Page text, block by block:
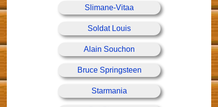
Slimane-Vitaa
Soldat Louis
Alain Souchon
Bruce Springsteen
Starmania